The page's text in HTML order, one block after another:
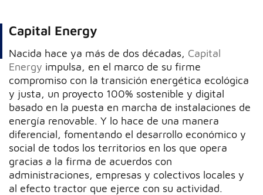
Capital Energy
Nacida hace ya más de dos décadas, Capital
Energy impulsa, en el marco de su firme
compromiso con la transición energética ecológica
y justa, un proyecto 100% sostenible y digital
basado en la puesta en marcha de instalaciones de
energía renovable. Y lo hace de una manera
diferencial, fomentando el desarrollo económico y
social de todos los territorios en los que opera
gracias a la firma de acuerdos con
administraciones, empresas y colectivos locales y
al efecto tractor que ejerce con su actividad.